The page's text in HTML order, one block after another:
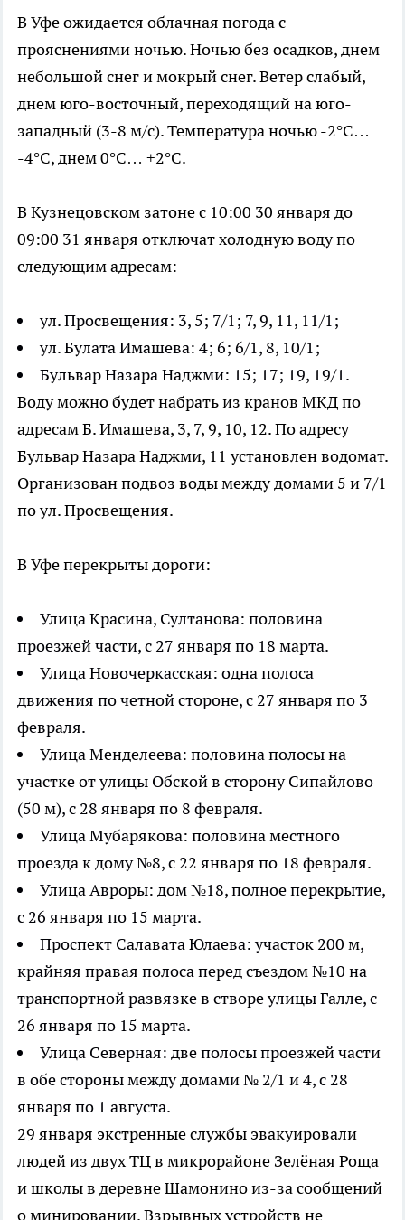
В Уфе ожидается облачная погода с
прояснениями ночью. Ночью без осадков, днем
небольшой снег и мокрый снег. Ветер слабый,
днем юго-восточный, переходящий на юго-
западный (3-8 м/с). Температура ночью -2°C…
-4°C, днем 0°C… +2°C.
В Кузнецовском затоне с 10:00 30 января до
09:00 31 января отключат холодную воду по
следующим адресам:
ул. Просвещения: 3, 5; 7/1; 7, 9, 11, 11/1;
ул. Булата Имашева: 4; 6; 6/1, 8, 10/1;
Бульвар Назара Наджми: 15; 17; 19, 19/1.
Воду можно будет набрать из кранов МКД по
адресам Б. Имашева, 3, 7, 9, 10, 12. По адресу
Бульвар Назара Наджми, 11 установлен водомат.
Организован подвоз воды между домами 5 и 7/1
по ул. Просвещения.
В Уфе перекрыты дороги:
Улица Красина, Султанова: половина
проезжей части, с 27 января по 18 марта.
Улица Новочеркасская: одна полоса
движения по четной стороне, с 27 января по 3
февраля.
Улица Менделеева: половина полосы на
участке от улицы Обской в сторону Сипайлово
(50 м), с 28 января по 8 февраля.
Улица Мубарякова: половина местного
проезда к дому №8, с 22 января по 18 февраля.
Улица Авроры: дом №18, полное перекрытие,
с 26 января по 15 марта.
Проспект Салавата Юлаева: участок 200 м,
крайняя правая полоса перед съездом №10 на
транспортной развязке в створе улицы Галле, с
26 января по 15 марта.
Улица Северная: две полосы проезжей части
в обе стороны между домами № 2/1 и 4, с 28
января по 1 августа.
29 января экстренные службы эвакуировали
людей из двух ТЦ в микрорайоне Зелёная Роща
и школы в деревне Шамонино из-за сообщений
о минировании. Взрывных устройств не